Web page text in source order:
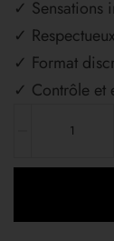
✓ Sensations
✓
✓ Format
✓ Contrôle et